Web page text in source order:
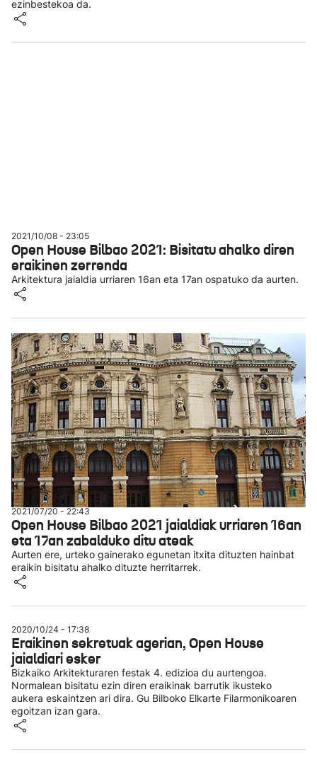
ezinbestekoa da.
2021/10/08 - 23:05
Open House Bilbao 2021: Bisitatu ahalko diren
eraikinen zerrenda
Arkitektura jaialdia urriaren 16an eta 17an ospatuko da aurten.
2021/07/20 - 22:43
Open House Bilbao 2021 jaialdiak urriaren 16an
eta 17an zabalduko ditu ateak
Aurten ere, urteko gainerako egunetan itxita dituzten hainbat
eraikin bisitatu ahalko dituzte herritarrek.
2020/10/24 - 17:38
Eraikinen sekretuak agerian, Open House
jaialdiari esker
Bizkaiko Arkitekturaren festak 4. edizioa du aurtengoa.
Normalean bisitatu ezin diren eraikinak barrutik ikusteko
aukera eskaintzen ari dira. Gu Bilboko Elkarte Filarmonikoaren
egoitzan izan gara.